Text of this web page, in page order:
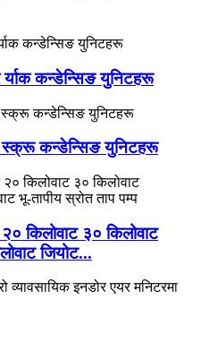
कन्डेन्सिङ युनिटहरू
स्क्रू कन्डेन्सिङ युनिटहरू
२० किलोवाट ३० किलोवाट
जियोट...
व्यावसायिक इनडोर एयर मनिटरमा